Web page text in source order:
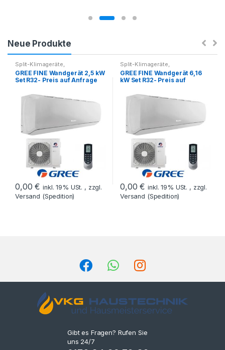
Neue Produkte
Split-Klimageräte
Splitklimageräte Set
GREE FINE Wandgerät 2,5 kW
Set R32- Preis auf Anfrage
0,00€ inkl. 19% USt. , zzgl.
Versand (Spedition)
Split-Klimageräte
Splitklimageräte Set
GREE FINE Wandgerät 6,16
kW Set R32- Preis auf
0,00€ inkl. 19% USt. , zzgl.
Versand (Spedition)
Gibt es Fragen? Rufen Sie
uns 24/7